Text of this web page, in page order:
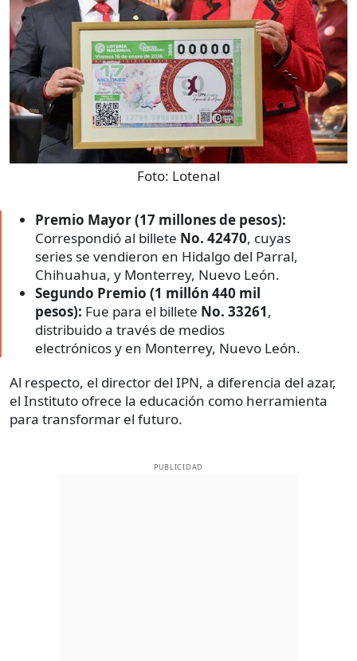
Foto: Lotenal
Premio Mayor (17 millones de pesos):
Correspondió al billete No. 42470, cuyas
series se vendieron en Hidalgo del Parral,
Chihuahua, y Monterrey, Nuevo León.
Segundo Premio (1 millón 440 mil
pesos): Fue para el billete No. 33261,
distribuido a través de medios
electrónicos y en Monterrey, Nuevo León.
Al respecto, el director del IPN, a diferencia del azar,
el Instituto ofrece la educación como herramienta
para transformar el futuro.
PUBLICIDAD